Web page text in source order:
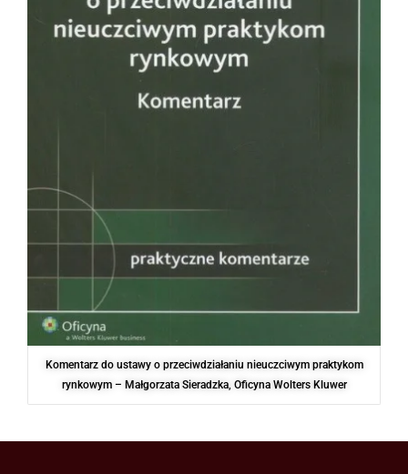
Komentarz do ustawy o przeciwdziałaniu nieuczciwym praktykom
rynkowym – Małgorzata Sieradzka, Oficyna Wolters Kluwer